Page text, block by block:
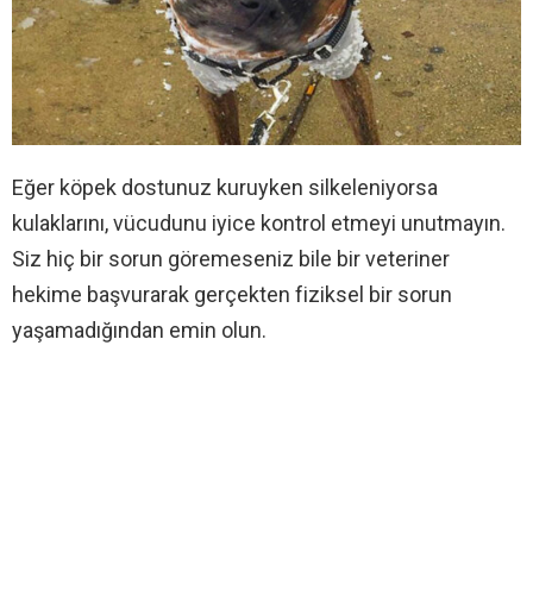
Eğer köpek dostunuz kuruyken silkeleniyorsa
kulaklarını, vücudunu iyice kontrol etmeyi unutmayın.
Siz hiç bir sorun göremeseniz bile bir veteriner
hekime başvurarak gerçekten fiziksel bir sorun
yaşamadığından emin olun.